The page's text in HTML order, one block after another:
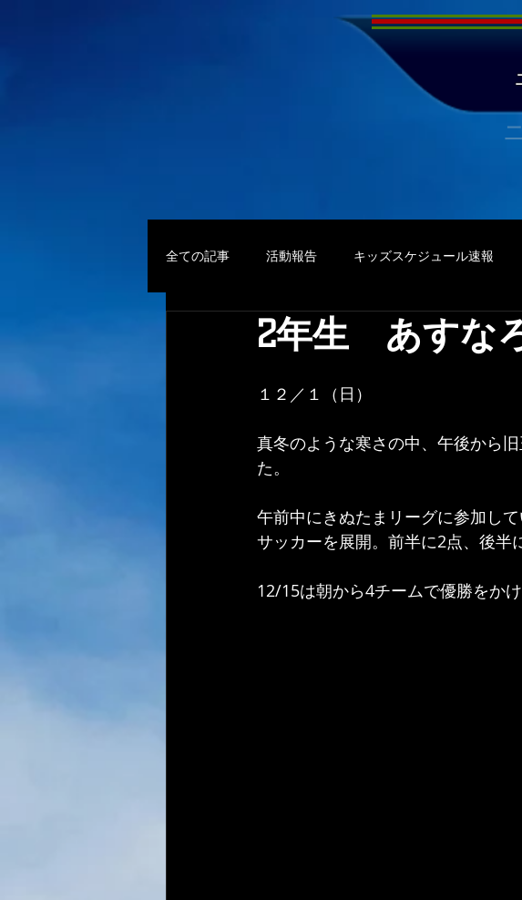
全ての記事 活動報告 キッズスケジュール速報
2年生 あすな
１２／１（日）
真冬のような寒さの中、午後から
た。
午前中にきぬたまリーグに参加し
サッカーを展開。前半に2点、後半
12/15は朝から4チームで優勝をか